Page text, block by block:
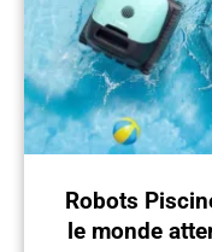
Robots
le monde